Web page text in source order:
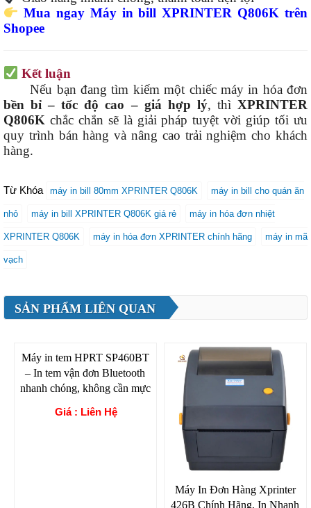
Mua ngay Máy in bill XPRINTER Q806K trên
Shopee
Kết luận
Nếu bạn đang tìm kiếm một chiếc máy in hóa đơn
bền bỉ – tốc độ cao – giá hợp lý, thìXPRINTER
Q806K chắc chắn sẽ là giải pháp tuyệt vời giúp tối ưu
quy trình bán hàng và nâng cao trải nghiệm cho khách
hàng.
Từ Khóa máy in bill 80mm XPRINTER Q806K máy in bill cho quán ăn
nhỏ máy in bill XPRINTER Q806K giá rẻ máy in hóa đơn nhiệt
XPRINTER Q806K máy in hóa đơn XPRINTER chính hãng máy in mã
vạch
SẢN PHẨM LIÊN QUAN
Máy in tem HPRT SP460BT
– In tem vận đơn Bluetooth
nhanh chóng, không cần mực
Giá : Liên Hệ
Máy In Đơn Hàng Xprinter
426B Chính Hãng, In Nhanh